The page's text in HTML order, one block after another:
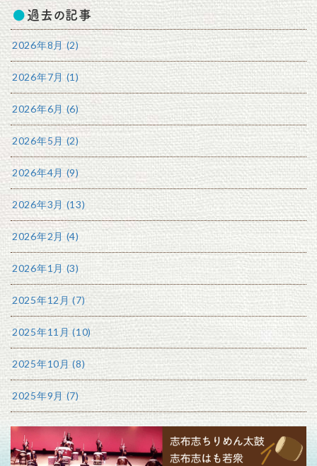
過去の記事
2026年8月 (2)
2026年7月 (1)
2026年6月 (6)
2026年5月 (2)
2026年4月 (9)
2026年3月 (13)
2026年2月 (4)
2026年1月 (3)
2025年12月 (7)
2025年11月 (10)
2025年10月 (8)
2025年9月 (7)